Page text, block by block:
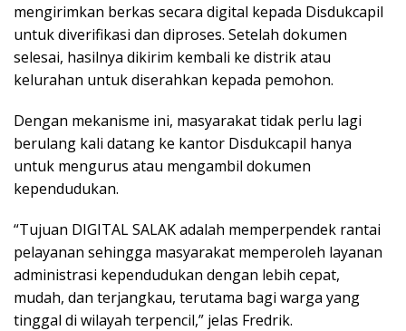
mengirimkan berkas secara digital kepada Disdukcapil
untuk diverifikasi dan diproses. Setelah dokumen
selesai, hasilnya dikirim kembali ke distrik atau
kelurahan untuk diserahkan kepada pemohon.
Dengan mekanisme ini, masyarakat tidak perlu lagi
berulang kali datang ke kantor Disdukcapil hanya
untuk mengurus atau mengambil dokumen
kependudukan.
“Tujuan DIGITAL SALAK adalah memperpendek rantai
pelayanan sehingga masyarakat memperoleh layanan
administrasi kependudukan dengan lebih cepat,
mudah, dan terjangkau, terutama bagi warga yang
tinggal di wilayah terpencil,” jelas Fredrik.